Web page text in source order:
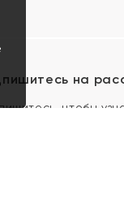
на
чтобы